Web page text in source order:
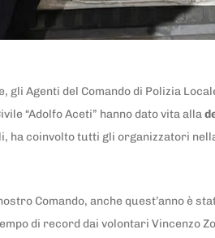
gli Agenti del Comando di Polizia
“Adolfo Aceti” hanno dato vita alla
ha coinvolto tutti gli organizzatori
Comando, anche quest’anno è
di record dai volontari Vincenzo